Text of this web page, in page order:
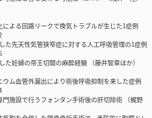
よる回路リークで換気トラブルが生じた1症例
た先天性気管狭窄症に対する人工呼吸管理の1症例
た妊婦の帝王切開の麻酔経験 （藤井智章ほか）
ム血管外漏出により術後呼吸抑制を来した症例
門施設で行うフォンタン手術後の肝切除術 （梶野